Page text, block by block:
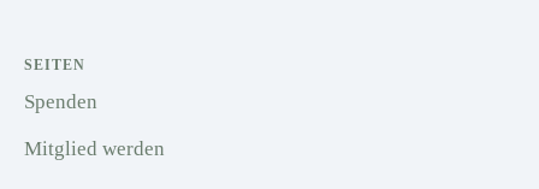
SEITEN
Spenden
Mitglied werden